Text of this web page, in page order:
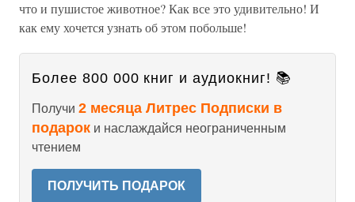
что и пушистое животное? Как все это удивительно! И
как ему хочется узнать об этом побольше!
Более 800 000 книг и аудиокниг! 📚
Получи 2 месяца Литрес Подписки в
подарок и наслаждайся неограниченным
чтением
ПОЛУЧИТЬ ПОДАРОК